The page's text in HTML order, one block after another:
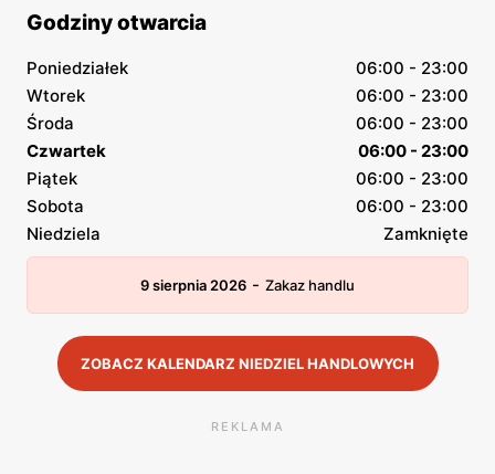
Godziny otwarcia
Poniedziałek
06:00 - 23:00
Wtorek
06:00 - 23:00
Środa
06:00 - 23:00
Czwartek
06:00 - 23:00
Piątek
06:00 - 23:00
Sobota
06:00 - 23:00
Niedziela
Zamknięte
9 sierpnia 2026 - Zakaz handlu
ZOBACZ KALENDARZ NIEDZIEL HANDLOWYCH
REKLAMA